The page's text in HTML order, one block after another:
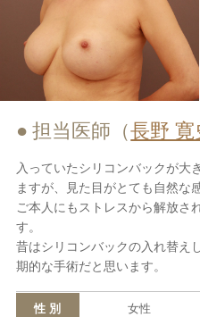
担当医師（長野 寛
入っていたシリコンバックが大
ますが、見た目がとても自然な
ご本人にもストレスから解放さ
す。
昔はシリコンバックの入れ替え
期的な手術だと思います。
性 別 女性